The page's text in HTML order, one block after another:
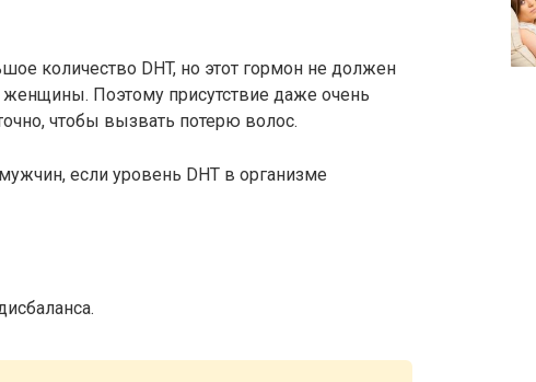
количество DHT, но этот гормон не должен
женщины. Поэтому присутствие даже очень
чтобы вызвать потерю волос.
если уровень DHT в организме